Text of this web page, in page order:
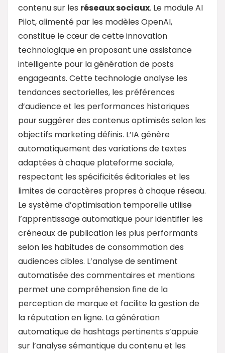
contenu sur les réseaux sociaux. Le module AI
Pilot, alimenté par les modèles OpenAI,
constitue le cœur de cette innovation
technologique en proposant une assistance
intelligente pour la génération de posts
engageants. Cette technologie analyse les
tendances sectorielles, les préférences
d’audience et les performances historiques
pour suggérer des contenus optimisés selon les
objectifs marketing définis. L’IA génère
automatiquement des variations de textes
adaptées à chaque plateforme sociale,
respectant les spécificités éditoriales et les
limites de caractères propres à chaque réseau.
Le système d’optimisation temporelle utilise
l’apprentissage automatique pour identifier les
créneaux de publication les plus performants
selon les habitudes de consommation des
audiences cibles. L’analyse de sentiment
automatisée des commentaires et mentions
permet une compréhension fine de la
perception de marque et facilite la gestion de
la réputation en ligne. La génération
automatique de hashtags pertinents s’appuie
sur l’analyse sémantique du contenu et les